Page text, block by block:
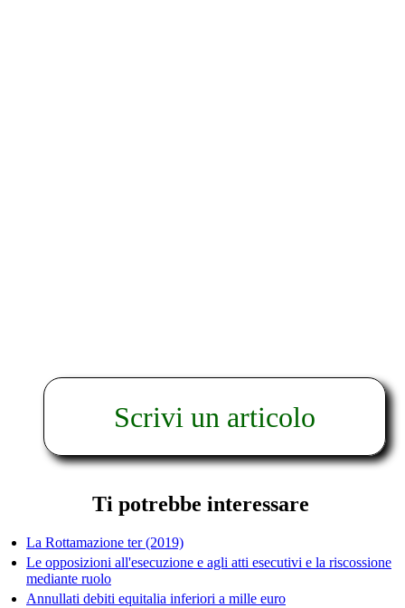
Scrivi un articolo
Ti potrebbe interessare
La Rottamazione ter (2019)
Le opposizioni all'esecuzione e agli atti esecutivi e la riscossione
mediante ruolo
Annullati debiti equitalia inferiori a mille euro